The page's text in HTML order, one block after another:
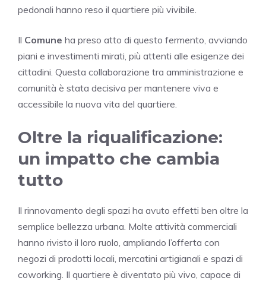
pedonali hanno reso il quartiere più vivibile.
Il Comune ha preso atto di questo fermento, avviando
piani e investimenti mirati, più attenti alle esigenze dei
cittadini. Questa collaborazione tra amministrazione e
comunità è stata decisiva per mantenere viva e
accessibile la nuova vita del quartiere.
Oltre la riqualificazione:
un impatto che cambia
tutto
Il rinnovamento degli spazi ha avuto effetti ben oltre la
semplice bellezza urbana. Molte attività commerciali
hanno rivisto il loro ruolo, ampliando l’offerta con
negozi di prodotti locali, mercatini artigianali e spazi di
coworking. Il quartiere è diventato più vivo, capace di